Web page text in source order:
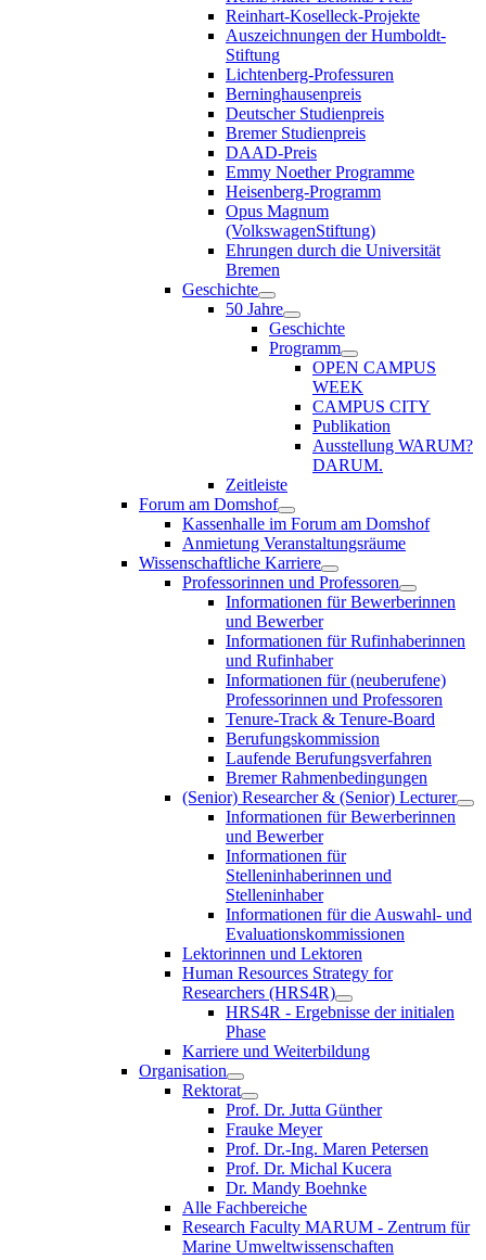
Reinhart-Koselleck-Projekte
Auszeichnungen der Humboldt-
Stiftung
Lichtenberg-Professuren
Berninghausenpreis
Deutscher Studienpreis
Bremer Studienpreis
DAAD-Preis
Emmy Noether Programme
Heisenberg-Programm
Opus Magnum
(VolkswagenStiftung)
Ehrungen durch die Universität
Bremen
Geschichte
50 Jahre
Geschichte
Programm
OPEN CAMPUS
WEEK
CAMPUS CITY
Publikation
Ausstellung WARUM?
DARUM.
Zeitleiste
Forum am Domshof
Kassenhalle im Forum am Domshof
Anmietung Veranstaltungsräume
Wissenschaftliche Karriere
Professorinnen und Professoren
Informationen für Bewerberinnen
und Bewerber
Informationen für Rufinhaberinnen
und Rufinhaber
Informationen für (neuberufene)
Professorinnen und Professoren
Tenure-Track & Tenure-Board
Berufungskommission
Laufende Berufungsverfahren
Bremer Rahmenbedingungen
(Senior) Researcher & (Senior) Lecturer
Informationen für Bewerberinnen
und Bewerber
Informationen für
Stelleninhaberinnen und
Stelleninhaber
Informationen für die Auswahl- und
Evaluationskommissionen
Lektorinnen und Lektoren
Human Resources Strategy for
Researchers (HRS4R)
HRS4R - Ergebnisse der initialen
Phase
Karriere und Weiterbildung
Organisation
Rektorat
Prof. Dr. Jutta Günther
Frauke Meyer
Prof. Dr.-Ing. Maren Petersen
Prof. Dr. Michal Kucera
Dr. Mandy Boehnke
Alle Fachbereiche
Research Faculty MARUM - Zentrum für
Marine Umweltwissenschaften